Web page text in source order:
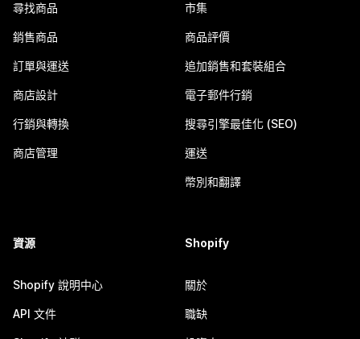
尋找商品
銷售商品
訂單與運送
商店設計
行銷與轉換
商店管理
市集
商品評價
追加銷售和套裝組合
電子郵件行銷
搜尋引擎最佳化 (SEO)
運送
幣別和翻譯
資源
Shopify 說明中心
API 文件
Shopify
關於
職缺